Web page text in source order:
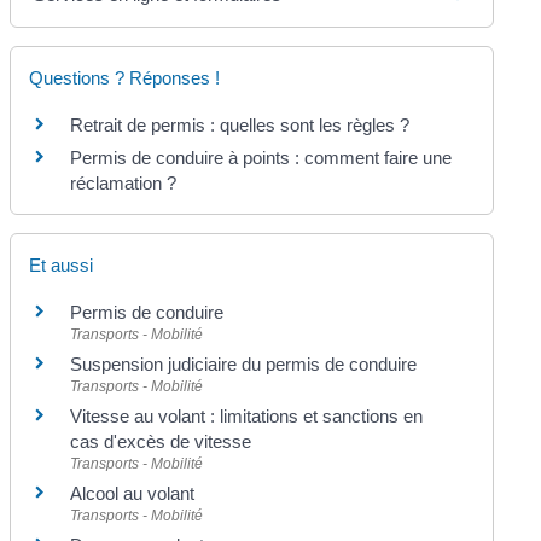
Questions ? Réponses !
Retrait de permis : quelles sont les règles ?
Permis de conduire à points : comment faire une
réclamation ?
Et aussi
Permis de conduire
Transports - Mobilité
Suspension judiciaire du permis de conduire
Transports - Mobilité
Vitesse au volant : limitations et sanctions en
cas d'excès de vitesse
Transports - Mobilité
Alcool au volant
Transports - Mobilité